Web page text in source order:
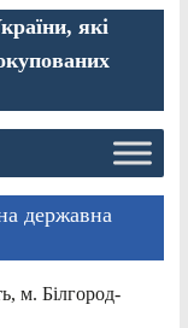
які
державна
м. Білгород-